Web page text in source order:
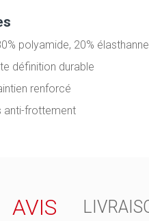
polyamide, 20% élasthanne
définition durable
renforcé
anti-frottement
AVIS